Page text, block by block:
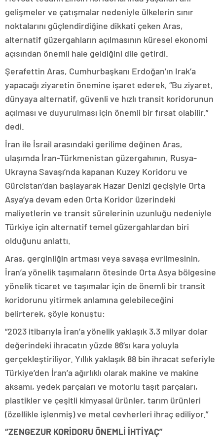
gelişmeler ve çatışmalar nedeniyle ülkelerin sınır
noktalarını güçlendirdiğine dikkati çeken Aras,
alternatif güzergahların açılmasının küresel ekonomi
açısından önemli hale geldiğini dile getirdi.
Şerafettin Aras, Cumhurbaşkanı Erdoğan’ın Irak’a
yapacağı ziyaretin önemine işaret ederek, “Bu ziyaret,
dünyaya alternatif, güvenli ve hızlı transit koridorunun
açılması ve duyurulması için önemli bir fırsat olabilir.”
dedi.
İran ile İsrail arasındaki gerilime değinen Aras,
ulaşımda İran-Türkmenistan güzergahının, Rusya-
Ukrayna Savaşı’nda kapanan Kuzey Koridoru ve
Gürcistan’dan başlayarak Hazar Denizi geçişiyle Orta
Asya’ya devam eden Orta Koridor üzerindeki
maliyetlerin ve transit sürelerinin uzunluğu nedeniyle
Türkiye için alternatif temel güzergahlardan biri
olduğunu anlattı.
Aras, gerginliğin artması veya savaşa evrilmesinin,
İran’a yönelik taşımaların ötesinde Orta Asya bölgesine
yönelik ticaret ve taşımalar için de önemli bir transit
koridorunu yitirmek anlamına gelebileceğini
belirterek, şöyle konuştu:
“2023 itibarıyla İran’a yönelik yaklaşık 3,3 milyar dolar
değerindeki ihracatın yüzde 86’sı kara yoluyla
gerçekleştiriliyor. Yıllık yaklaşık 88 bin ihracat seferiyle
Türkiye’den İran’a ağırlıklı olarak makine ve makine
aksamı, yedek parçaları ve motorlu taşıt parçaları,
plastikler ve çeşitli kimyasal ürünler, tarım ürünleri
(özellikle işlenmiş) ve metal cevherleri ihraç ediliyor.”
“ZENGEZUR KORİDORU ÖNEMLİ İHTİYAÇ”